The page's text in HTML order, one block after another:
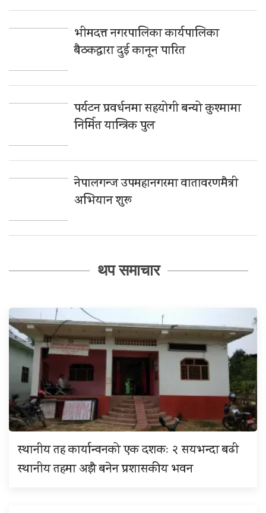
भीमदत्त नगरपालिका कार्यपालिका
बैठकद्वारा दुई कानून पारित
पर्यटन प्रवर्धनमा सहयोगी बन्यो कुश्मामा
निर्मित यान्त्रिक पुल
नेपालगन्ज उपमहानगरमा वातावरणमैत्री
अभियान शुरू
थप समाचार
स्थानीय तह कार्यान्वनको एक दशकः २ सयभन्दा बढी
स्थानीय तहमा अझै बनेन प्रशासकीय भवन